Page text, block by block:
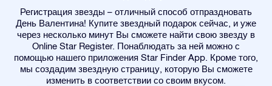
Регистрация звезды – отличный способ отпраздновать
День Валентина! Купите звездный подарок сейчас, и уже
через несколько минут Вы сможете найти свою звезду в
Online Star Register. Понаблюдать за ней можно с
помощью нашего приложения Star Finder App. Кроме того,
мы создадим звездную страницу, которую Вы сможете
изменить в соответствии со своим вкусом.